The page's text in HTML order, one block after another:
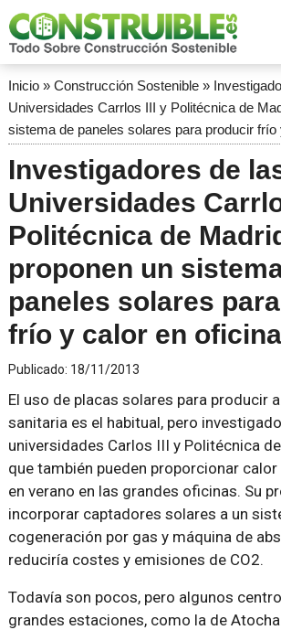
Inicio» Construcción Sostenible»
Universidades Carrlos III y Politécnica de
sistema de paneles solares para producir frío
Investigadores de
Universidades
Politécnica de
proponen un
paneles solares
frío y calor en
Publicado: 18/11/2013
El uso de placas solares para producir
sanitaria es el habitual, pero
universidades Carlos III y Politécnica
que también pueden proporcionar
en verano en las grandes oficinas. Su
incorporar captadores solares a un
cogeneración por gas y máquina de
reduciría costes y emisiones de CO2.
Todavía son pocos, pero algunos
grandes estaciones, como la de